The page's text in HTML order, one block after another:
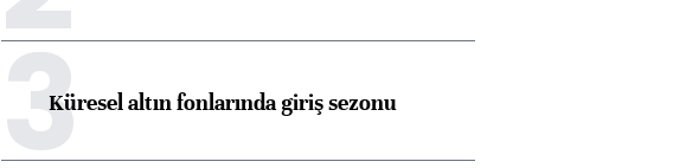
3Küresel altın fonlarında giriş sezonu